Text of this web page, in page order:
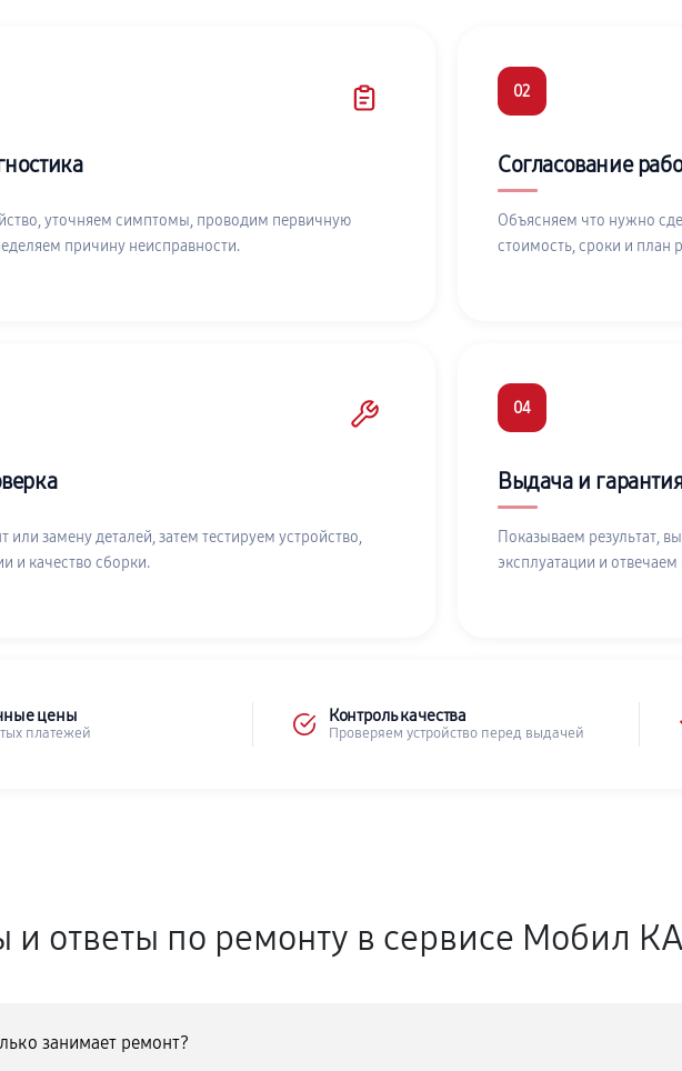
уточняем симптомы, проводим первичную
причину неисправности.
02
Согласование
Объясняем что нужно
стоимость, сроки и план
замену деталей, затем тестируем устройство,
и качество сборки.
04
Выдача и
Показываем результат,
эксплуатации и
цены
платежей
Контроль качества
Проверяем устройство перед выдачей
и ответы по ремонту в сервисе Мобил
занимает ремонт?